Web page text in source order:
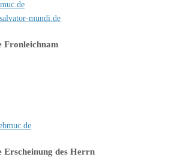
.de
mundi.de
Fronleichnam
Erscheinung des Herrn